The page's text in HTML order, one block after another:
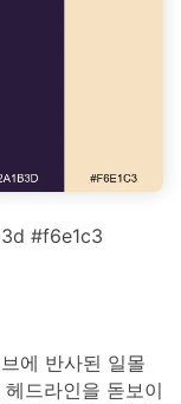
#f6e1c3
에 반사된 일몰
드라인을 돋보이